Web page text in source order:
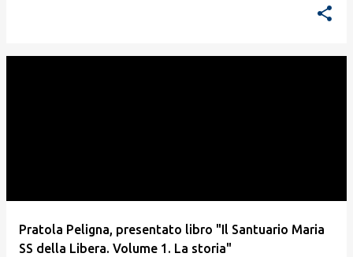
Pratola Peligna, presentato libro "Il Santuario Maria
SS della Libera. Volume 1. La storia"